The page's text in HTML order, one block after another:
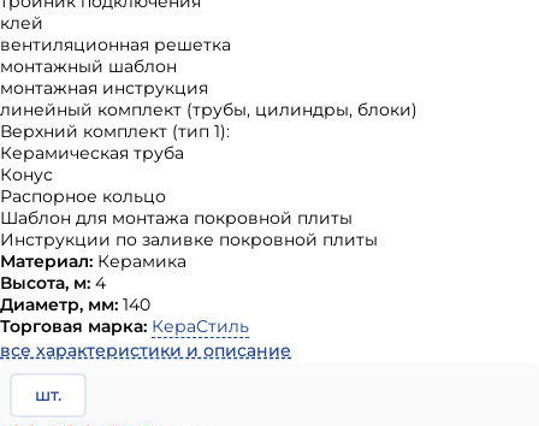
клей
вентиляционная решетка
монтажный шаблон
монтажная инструкция
линейный комплект (трубы, цилиндры, блоки)
Верхний комплект (тип 1):
Керамическая труба
Конус
Распорное кольцо
Шаблон для монтажа покровной плиты
Инструкции по заливке покровной плиты
Материал: Керамика
Высота, м: 4
Диаметр, мм: 140
Торговая марка: КераСтиль
все характеристики и описание
шт.